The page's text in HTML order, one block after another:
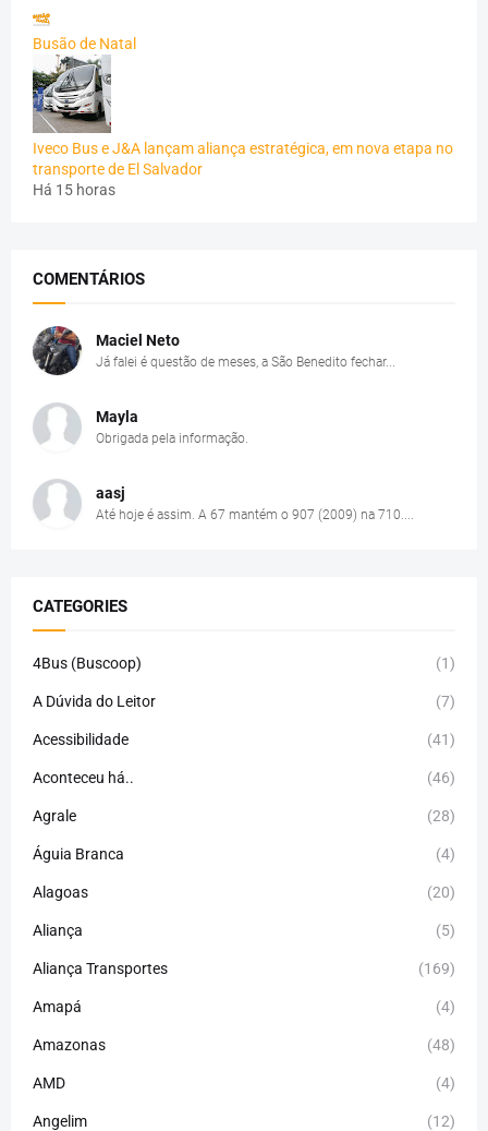
Busão de Natal
Iveco Bus e J&A lançam aliança estratégica, em nova etapa no
transporte de El Salvador
Há 15 horas
COMENTÁRIOS
Maciel Neto
Já falei é questão de meses, a São Benedito fechar...
Mayla
Obrigada pela informação.
aasj
Até hoje é assim. A 67 mantém o 907 (2009) na 710....
CATEGORIES
4Bus (Buscoop) (1)
A Dúvida do Leitor (7)
Acessibilidade (41)
Aconteceu há.. (46)
Agrale (28)
Águia Branca (4)
Alagoas (20)
Aliança (5)
Aliança Transportes (169)
Amapá (4)
Amazonas (48)
AMD (4)
Angelim (12)